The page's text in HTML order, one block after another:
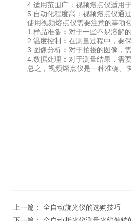
4.适用范围广：视频熔点仪适用于
5.自动化程度高：视频熔点仪通过
使用视频熔点仪需要注意的事项包
1.样品准备：对于一些不易溶解的
2.温度控制：在测量过程中，要保
3.图像分析：对于拍摄的图像，需
4.数据处理：对于测量结果，需要
总之，视频熔点仪是一种准确、快
上一篇： 全自动旋光仪的选购技巧